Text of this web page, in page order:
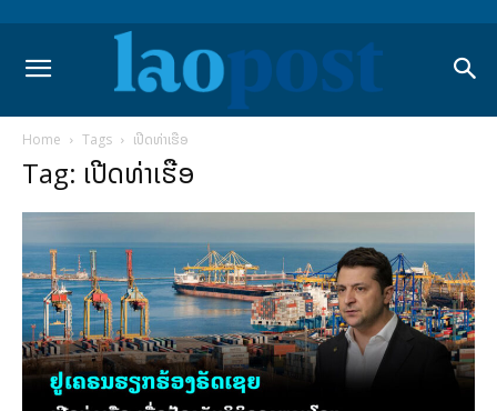
Home Tags ເປີດທ່າເຮືອ
Tag: ເປີດທ່າເຮືອ